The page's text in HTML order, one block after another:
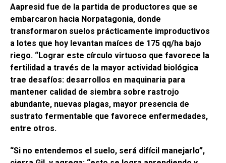
Aapresid fue de la partida de productores que se
embarcaron hacia Norpatagonia, donde
transformaron suelos prácticamente improductivos
a lotes que hoy levantan maíces de 175 qq/ha bajo
riego. “Lograr este círculo virtuoso que favorece la
fertilidad a través de la mayor actividad biológica
trae desafíos: desarrollos en maquinaria para
mantener calidad de siembra sobre rastrojo
abundante, nuevas plagas, mayor presencia de
sustrato fermentable que favorece enfermedades,
entre otros.
“Si no entendemos el suelo, será difícil manejarlo”,